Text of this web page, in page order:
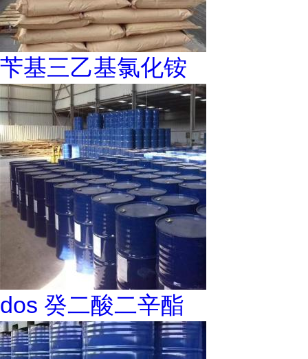
苄基三乙基氯化铵
dos 癸二酸二辛酯